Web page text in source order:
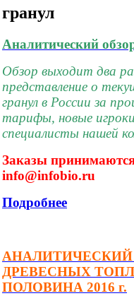
гранул
Аналитический
Обзор выходит два
представление о
гранул в России за
тарифы, новые
специалисты нашей
Заказы
info@infobio.ru
Подробнее
ДРЕВЕСНЫХ
ПОЛОВИНА 2016 г.